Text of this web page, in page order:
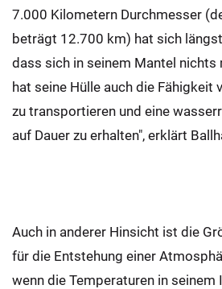
7.000 Kilometern Durchmesser
beträgt 12.700 km) hat sich
dass sich in seinem Mantel nichts
hat seine Hülle auch die Fähigkeit
zu transportieren und eine
auf Dauer zu erhalten", erklärt
Auch in anderer Hinsicht ist die
für die Entstehung einer
wenn die Temperaturen in seinem